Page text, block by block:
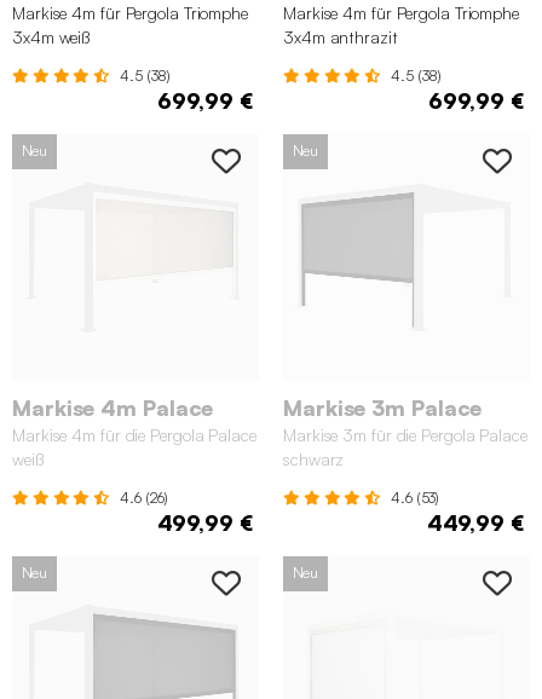
Markise 4m für Pergola Triomphe
3x4m weiß
4.5 (38)
699,99 €
Markise 4m für Pergola Triomphe
3x4m anthrazit
4.5 (38)
699,99 €
Neu
Markise 4m Palace
Markise 4m für die Pergola Palace
weiß
4.6 (26)
499,99 €
Neu
Markise 3m Palace
Markise 3m für die Pergola Palace
schwarz
4.6 (53)
449,99 €
Neu Neu